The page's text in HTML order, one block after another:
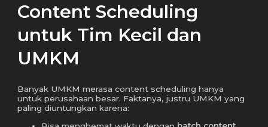
Content Scheduling
untuk Tim Kecil dan
UMKM
Banyak UMKM merasa content scheduling hanya
untuk perusahaan besar. Faktanya, justru UMKM yang
paling diuntungkan karena: